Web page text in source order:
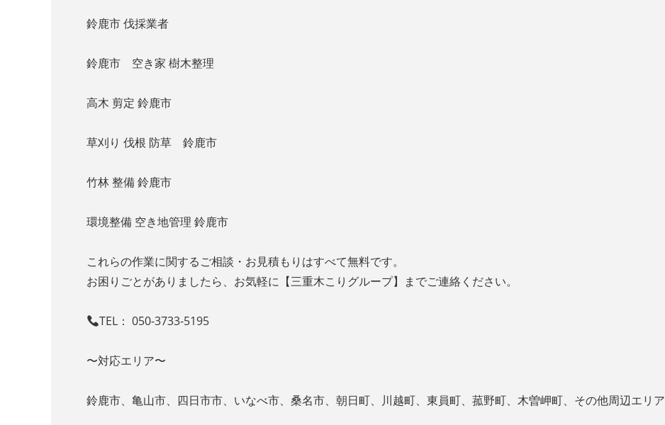
鈴鹿市 伐採業者
鈴鹿市 空き家 樹木整理
高木 剪定 鈴鹿市
草刈り 伐根 防草 鈴鹿市
竹林 整備 鈴鹿市
環境整備 空き地管理 鈴鹿市
これらの作業に関するご相談・お見積もりはすべて無料です。
お困りごとがありましたら、お気軽に【三重木こりグループ】までご連絡ください。
TEL： 050-3733-5195
〜対応エリア〜
鈴鹿市、亀山市、四日市市、いなべ市、桑名市、朝日町、川越町、 東員町、菰野町、木曽岬町、その他周辺エリア